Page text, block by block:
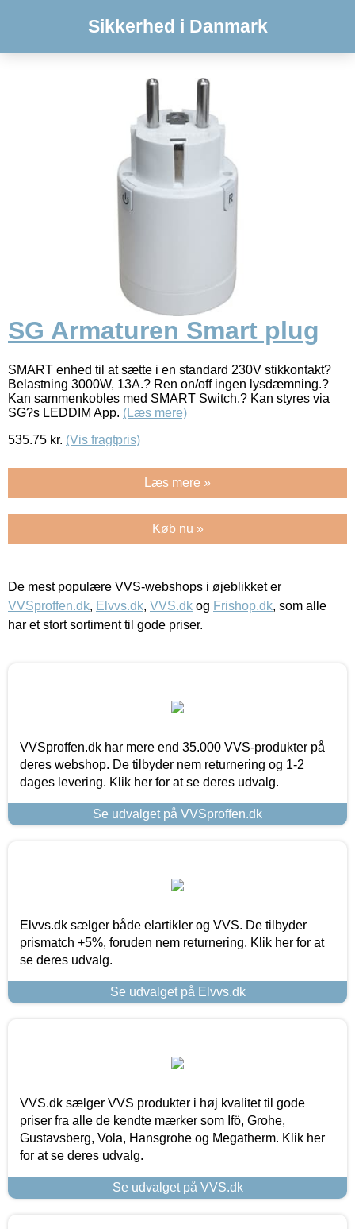
Sikkerhed i Danmark
SG Armaturen Smart plug
SMART enhed til at sætte i en standard 230V stikkontakt?
Belastning 3000W, 13A.? Ren on/off ingen lysdæmning.?
Kan sammenkobles med SMART Switch.? Kan styres via
SG?s LEDDIM App. (Læs mere)
535.75 kr. (Vis fragtpris)
Læs mere »
Køb nu »
De mest populære VVS-webshops i øjeblikket er
VVSproffen.dk, Elvvs.dk, VVS.dk og Frishop.dk, som alle
har et stort sortiment til gode priser.
VVSproffen.dk har mere end 35.000 VVS-produkter på
deres webshop. De tilbyder nem returnering og 1-2
dages levering. Klik her for at se deres udvalg.
Se udvalget på VVSproffen.dk
Elvvs.dk sælger både elartikler og VVS. De tilbyder
prismatch +5%, foruden nem returnering. Klik her for at
se deres udvalg.
Se udvalget på Elvvs.dk
VVS.dk sælger VVS produkter i høj kvalitet til gode
priser fra alle de kendte mærker som Ifö, Grohe,
Gustavsberg, Vola, Hansgrohe og Megatherm. Klik her
for at se deres udvalg.
Se udvalget på VVS.dk